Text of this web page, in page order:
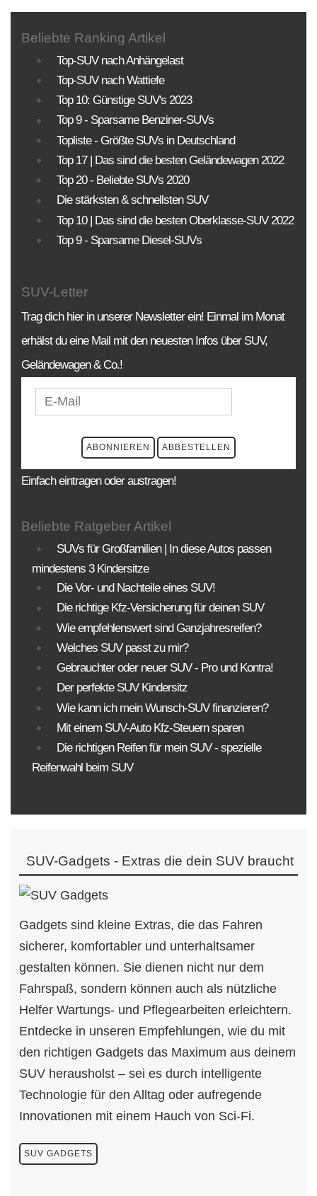
KLASSEN MOTORISIERUNG
PREISE
Sortierung SUV Datenbank
Die Sortierungsmöglichkeit umfasst alle SUV-
Modelle und Generationen!
BAUJAHR LAND MARKE
Beliebte Ranking Artikel
Top-SUV nach Anhängelast
Top-SUV nach Wattiefe
Top 10: Günstige SUV's 2023
Top 9 - Sparsame Benziner-SUVs
Topliste - Größte SUVs in Deutschland
Top 17 | Das sind die besten Geländewagen 2022
Top 20 - Beliebte SUVs 2020
Die stärksten & schnellsten SUV
Top 10 | Das sind die besten Oberklasse-SUV 2022
Top 9 - Sparsame Diesel-SUVs
SUV-Letter
Trag dich hier in unserer Newsletter ein! Einmal im Monat
erhälst du eine Mail mit den neuesten Infos über SUV,
Geländewagen & Co.!
Einfach eintragen oder austragen!
Beliebte Ratgeber Artikel
SUVs für Großfamilien | In diese Autos passen
mindestens 3 Kindersitze
Die Vor- und Nachteile eines SUV!
Die richtige Kfz-Versicherung für deinen SUV
Wie empfehlenswert sind Ganzjahresreifen?
Welches SUV passt zu mir?
Gebrauchter oder neuer SUV - Pro und Kontra!
Der perfekte SUV Kindersitz
Wie kann ich mein Wunsch-SUV finanzieren?
Mit einem SUV-Auto Kfz-Steuern sparen
Die richtigen Reifen für mein SUV - spezielle
Reifenwahl beim SUV
SUV-Gadgets - Extras die dein SUV braucht
Gadgets sind kleine Extras, die das Fahren
sicherer, komfortabler und unterhaltsamer
gestalten können. Sie dienen nicht nur dem
Fahrspaß, sondern können auch als nützliche
Helfer Wartungs- und Pflegearbeiten erleichtern.
Entdecke in unseren Empfehlungen, wie du mit
den richtigen Gadgets das Maximum aus deinem
SUV herausholst – sei es durch intelligente
Technologie für den Alltag oder aufregende
Innovationen mit einem Hauch von Sci-Fi.
SUV GADGETS